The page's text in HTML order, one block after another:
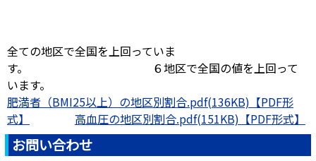
全ての地区で全国を上回っていま
す。 ６地区で全国の値を上回って
います。
肥満者（BMI25以上）の地区別割合.pdf(136KB)
高血圧の地区別割合.pdf(151KB)
お問い合わせ